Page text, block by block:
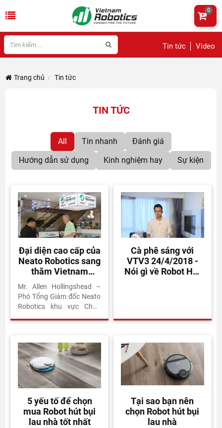
Tin tức Video
0
Trang chủ Tin tức
TIN TỨC
All Tin nhanh
Đánh giá
Hướng dẫn sử dụng
Kinh nghiệm hay Sự kiện
Đại diện cao cấp của
Neato Robotics sang
thăm Vietnam
Robotics
Mr. Allen Hollingshead –
Phó Tổng Giám đốc Neato
Robotics khu vực Châu
ban lãnh đạo Vietnam
Robotics. Hai bên trao đổi
về chiến lược phát triển thị
trường Việt Nam và cam
kết hỗ trợ lâu dài từ Neato
trong thời gian tới.
Cà phê sáng với
VTV3 24/4/2018 -
Nói gì về Robot Hút
5 yếu tố để chọn
mua Robot hút bụi
lau nhà tốt nhất
Tại sao bạn nên
chọn Robot hút bụi
lau nhà